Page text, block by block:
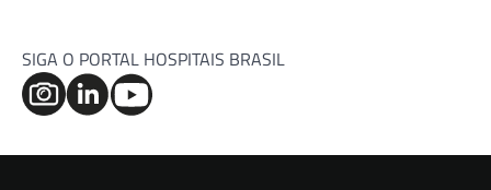
SIGA O PORTAL HOSPITAIS BRASIL